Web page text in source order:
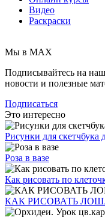
Видео
Раскраски
Мы в MAX
Подписывайтесь на
новости и полезные
Подписаться
Это интересно
Рисунки для
Роза в вазе
Как рисовать по
КАК РИСОВАТЬ